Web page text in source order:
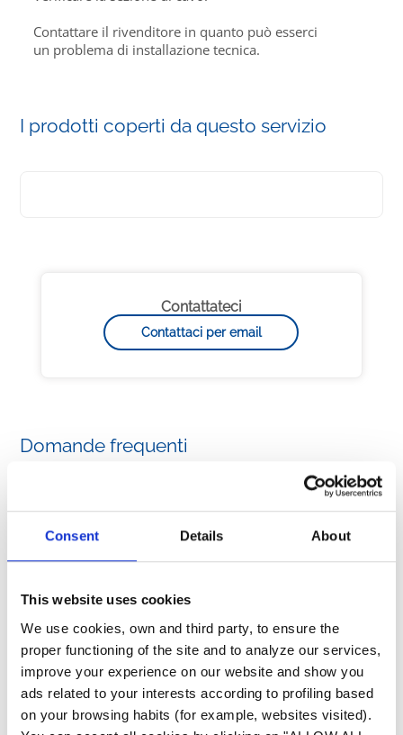
Consent Details About
This website uses cookies
We use cookies, own and third party, to ensure the
proper functioning of the site and to analyze our services,
improve your experience on our website and show you
ads related to your interests according to profiling based
on your browsing habits (for example, websites visited).
Contattare il rivenditore in quanto può esserci
un problema di installazione tecnica.
I prodotti coperti da questo servizio
Contattateci
Contattaci per email
Domande frequenti
La mia pompa di calore non inizia subito a
riscaldare
Il display del mio scambiatore di calore Heat
Line non funziona